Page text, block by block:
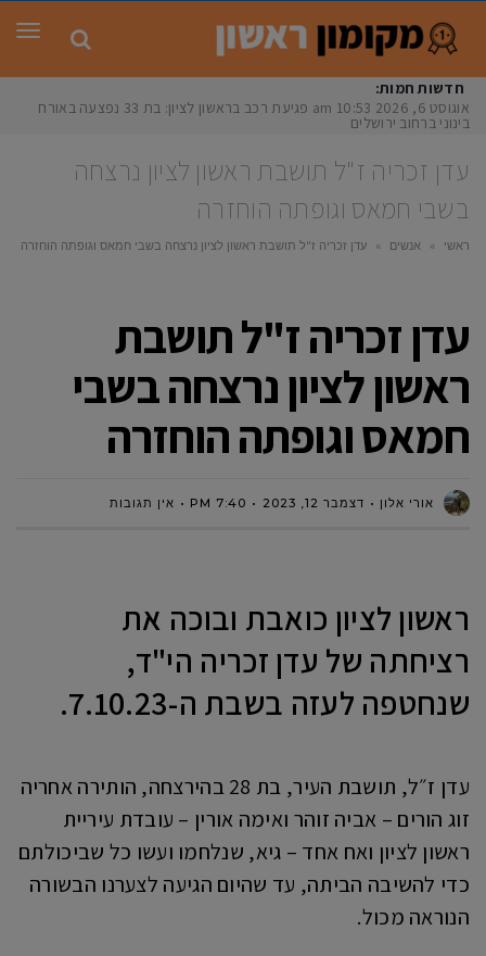
חדשות חמות:
אוגוסט 6, 2026
10:53 am פגיעת רכב בראשון לציון: בת 33 נפצעה באורח
בינוני ברחוב ירושלים
עדן זכריה ז"ל תושבת ראשון לציון נרצחה
בשבי חמאס וגופתה הוחזרה
ראשי » אנשים » עדן זכריה ז"ל תושבת ראשון לציון נרצחה בשבי חמאס וגופתה הוחזרה
עדן זכריה ז"ל תושבת
ראשון לציון נרצחה בשבי
חמאס וגופתה הוחזרה
אורי אלון דצמבר 12, 2023 7:40 PM אין תגובות
ראשון לציון כואבת ובוכה את
רציחתה של עדן זכריה הי"ד,
שנחטפה לעזה בשבת ה-7.10.23.
עדן ז״ל, תושבת העיר, בת 28 בהירצחה, הותירה אחריה
זוג הורים – אביה זוהר ואימה אורין – עובדת עיריית
ראשון לציון ואח אחד – גיא, שנלחמו ועשו כל שביכולתם
כדי להשיבה הביתה, עד שהיום הגיעה לצערנו הבשורה
הנוראה מכול.